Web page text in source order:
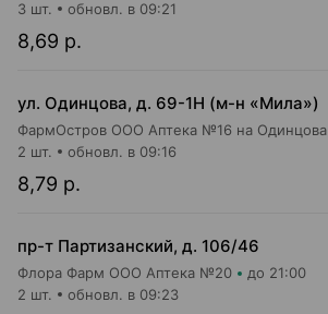
8,69 р.
3 шт. обновл. в 09:21
ул. Одинцова, д. 69-1Н (м-н «Мила»)
ФармОстров ООО Аптека №16 на Одинцова
8,79 р.
2 шт. обновл. в 09:16
пр-т Партизанский, д. 106/46
Флора Фарм ООО Аптека №20 до 21:00
2 шт. обновл. в 09:23